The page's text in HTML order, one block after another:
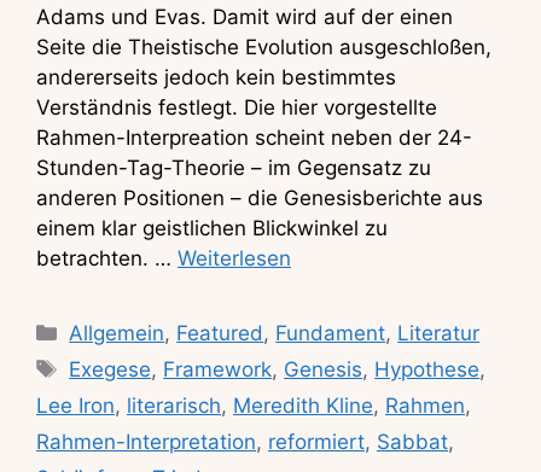
Adams und Evas. Damit wird auf der einen
Seite die Theistische Evolution ausgeschloßen,
andererseits jedoch kein bestimmtes
Verständnis festlegt. Die hier vorgestellte
Rahmen-Interpreation scheint neben der 24-
Stunden-Tag-Theorie – im Gegensatz zu
anderen Positionen – die Genesisberichte aus
einem klar geistlichen Blickwinkel zu
betrachten. … Weiterlesen
Kategorien
Allgemein, Featured , Fundament, Literatur
Schlagwörter
Exegese, Framework, Genesis, Hypothese,
Lee Iron, literarisch, Meredith Kline, Rahmen,
Rahmen-Interpretation, reformiert, Sabbat,